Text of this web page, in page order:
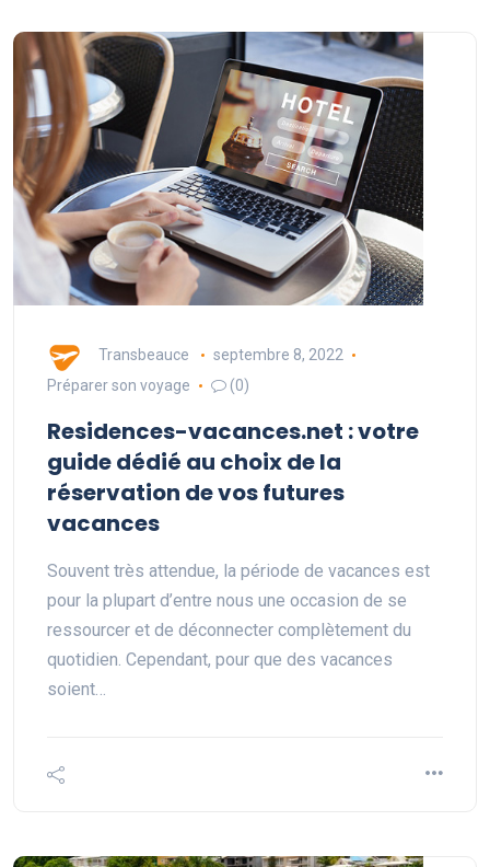
Transbeauce
septembre 8, 2022
Préparer son voyage
(0)
Residences-vacances.net : votre
guide dédié au choix de la
réservation de vos futures
vacances
Souvent très attendue, la période de vacances est
pour la plupart d’entre nous une occasion de se
ressourcer et de déconnecter complètement du
quotidien. Cependant, pour que des vacances
soient…